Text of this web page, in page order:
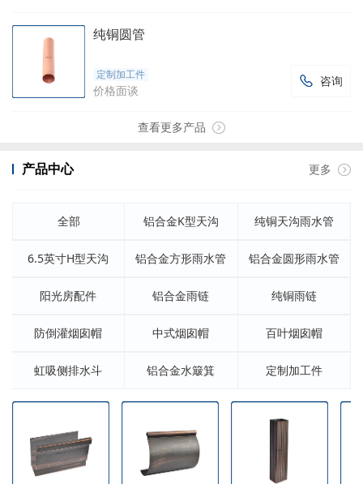
纯铜圆管
 咨询
定制加工件
价格面谈
查看更多产品
更多
产品中心
全部 铝合金K型天沟 纯铜天沟雨水管
6.5英寸H型天沟 铝合金方形雨水管 铝合金圆形雨水管
阳光房配件 铝合金雨链 纯铜雨链
防倒灌烟囱帽 中式烟囱帽 百叶烟囱帽
虹吸侧排水斗 铝合金水簸箕 定制加工件